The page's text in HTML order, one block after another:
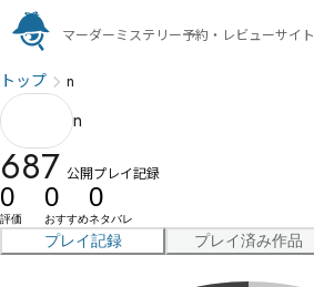
マーダーミステリー予約・レビューサイト
トップ n
n
687 公開プレイ記録
0
評価
0
おすすめ
0
ネタバレ
プレイ記録 プレイ済み作品